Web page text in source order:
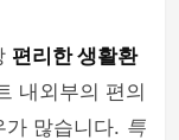
편리한 생활환
내외부의 편의
가 많습니다. 특